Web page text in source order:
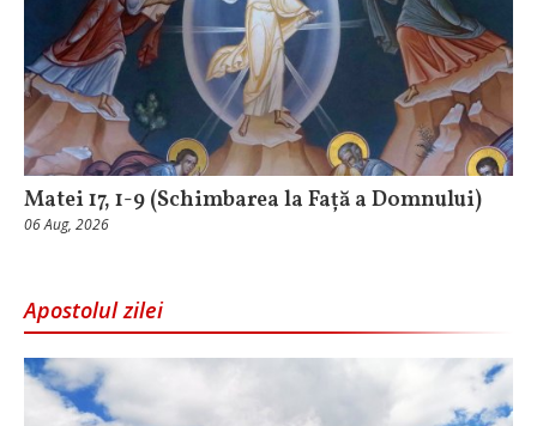
Matei 17, 1-9 (Schimbarea la Față a Domnului)
06 Aug, 2026
Apostolul zilei